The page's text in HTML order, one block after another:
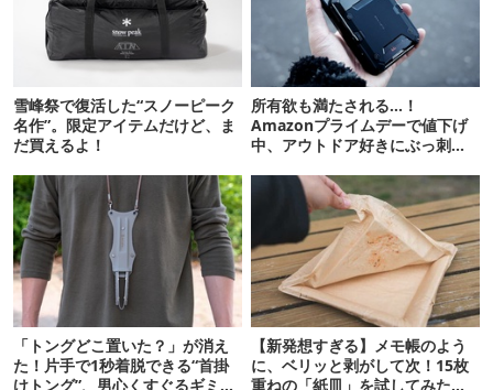
雪峰祭で復活した“スノーピーク
名作”。限定アイテムだけど、ま
だ買えるよ！
所有欲も満たされる…！
Amazonプライムデーで値下げ
中、アウトドア好きにぶっ刺さ
「トングどこ置いた？」が消え
た！片手で1秒着脱できる“首掛
けトング”、男心くすぐるギミッ
【新発想すぎる】メモ帳のよう
に、ベリッと剥がして次！15枚
重ねの「紙皿」を試してみた